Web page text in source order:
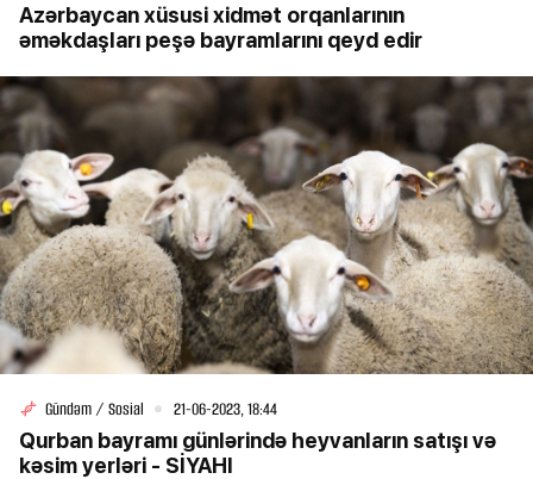
Azərbaycan xüsusi xidmət orqanlarının
əməkdaşları peşə bayramlarını qeyd edir
Gündəm / Sosial 21-06-2023, 18:44
Qurban bayramı günlərində heyvanların satışı və
kəsim yerləri - SİYAHI